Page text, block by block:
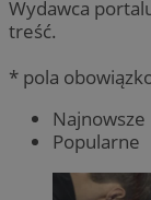
Wydawca
treść.
* pola
Najnowsze
Popularne